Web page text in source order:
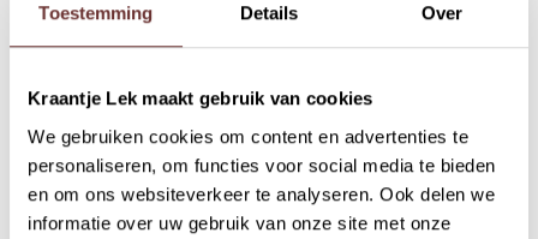
Toestemming Details Over
Kraantje Lek maakt gebruik van cookies
We gebruiken cookies om content en advertenties te
personaliseren, om functies voor social media te bieden
en om ons websiteverkeer te analyseren. Ook delen we
informatie over uw gebruik van onze site met onze
door.
regelen het van begin tot eind, jullie hoeven alleen nog
maar mee te doen (of een beetje vals te spelen, dat mag
ook).